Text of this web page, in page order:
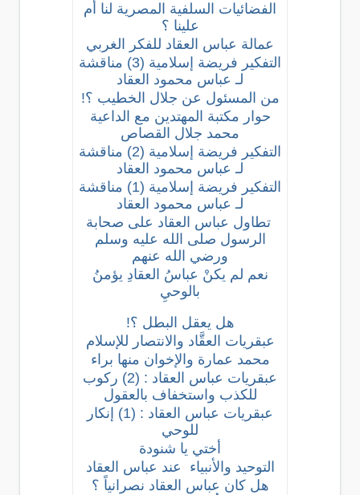
الفضائيات السلفية المصرية لنا أم
علينا ؟
عمالة عباس العقاد للفكر الغربي
التفكير فريضة إسلامية (3) مناقشة
لـ عباس محمود العقاد
من المسئول عن جلال الخطيب ؟!
حوار مكتبة المهتدين مع الداعية
محمد جلال القصاص
التفكير فريضة إسلامية (2) مناقشة
لـ عباس محمود العقاد
التفكير فريضة إسلامية (1) مناقشة
لـ عباس محمود العقاد
تطاول عباس العقاد على صحابة
الرسول صلى الله عليه وسلم
ورضي الله عنهم
نعم لم يكنْ عباسُ العقادِ يؤمنُ
بالوحيِ
هل يعقل البطل ؟!
عبقريات العقَّاد والانتصار للإسلام
محمد عمارة والإخوان منها براء
عبقريات عباس العقاد : (2) ركوب
للكذب واستخفاف بالعقول
عبقريات عباس العقاد : (1) إنكار
للوحي
أختي يا شنودة
التوحيد والأنبياء عند عباس العقاد
هل كان عباس العقاد نصرانياً ؟